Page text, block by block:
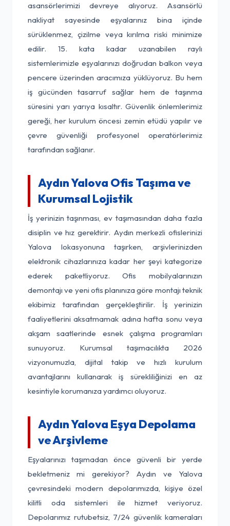
asansörlerimizi devreye alıyoruz. Asansörlü
nakliyat sayesinde eşyalarınız bina içinde
sürüklenmez, çizilme veya kırılma riski minimize
edilir. 15. kata kadar uzanabilen raylı
sistemlerimizle eşyalarınızı doğrudan balkon veya
pencere üzerinden aracımıza yüklüyoruz. Bu hem
iş gücünden tasarruf sağlar hem de taşınma
süresini yarı yarıya kısaltır. Güvenlik önlemlerimiz
gereği, her kurulum öncesi zemin etüdü yapılır ve
çevre güvenliği profesyonel operatörlerimiz
tarafından sağlanır.
Aydın Yalova Ofis Taşıma ve
Kurumsal Lojistik
İş yerinizin taşınması, ev taşımasından daha fazla
disiplin ve hız gerektirir. Aydın merkezli ofislerinizi
Yalova lokasyonuna taşırken, arşivlerinizden
elektronik cihazlarınıza kadar her şeyi kategorize
ederek paketliyoruz. Ofis mobilyalarınızın
demontajı ve yeni ofis planınıza göre montajı teknik
ekibimiz tarafından gerçekleştirilir. İş yerinizin
faaliyetlerini aksatmamak adına hafta sonu veya
akşam saatlerinde esnek çalışma programları
sunuyoruz. Kurumsal taşımacılıkta 2026
vizyonumuzla, dijital takip ve hızlı kurulum
avantajlarını kullanarak iş sürekliliğinizi en az
kesintiyle korumanıza yardımcı oluyoruz.
Aydın Yalova Eşya Depolama
ve Arşivleme
Eşyalarınızı taşımadan önce güvenli bir yerde
bekletmeniz mi gerekiyor? Aydın ve Yalova
çevresindeki modern depolarımızda, kişiye özel
kilitli oda sistemleri ile hizmet veriyoruz.
Depolarımız rutubetsiz, 7/24 güvenlik kameraları